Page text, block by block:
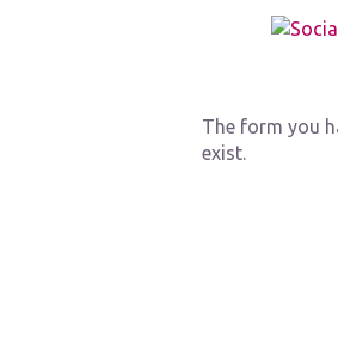
The form you
exist.